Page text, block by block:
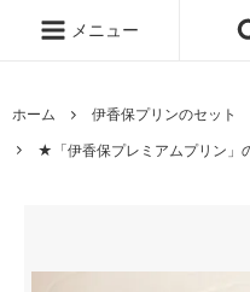
メニュー
ホーム
伊香保プリンのセット
★「伊香保プレミアムプリン」